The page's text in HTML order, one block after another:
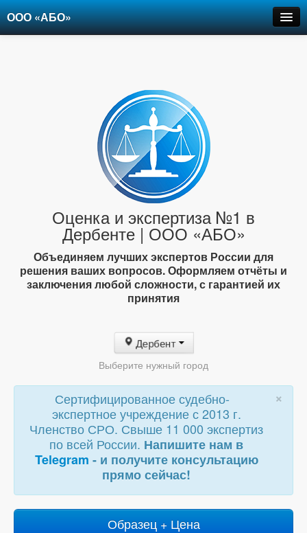
ООО «АБО»
Оценка и экспертиза №1 в
Дербенте | ООО «АБО»
Объединяем лучших экспертов России для
решения ваших вопросов. Оформляем отчёты и
заключения любой сложности, с гарантией их
принятия
Дербент
Выберите нужный город
×
Сертифицированное судебно-
экспертное учреждение с 2013 г.
Членство СРО. Свыше 11 000 экспертиз
по всей России. Напишите нам в
Telegram - и получите консультацию
прямо сейчас!
Образец + Цена